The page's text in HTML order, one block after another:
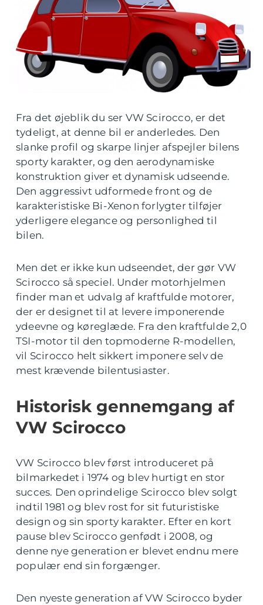
Fra det øjeblik du ser VW Scirocco, er det
tydeligt, at denne bil er anderledes. Den
slanke profil og skarpe linjer afspejler bilens
sporty karakter, og den aerodynamiske
konstruktion giver et dynamisk udseende.
Den aggressivt udformede front og de
karakteristiske Bi-Xenon forlygter tilføjer
yderligere elegance og personlighed til
bilen.
Men det er ikke kun udseendet, der gør VW
Scirocco så speciel. Under motorhjelmen
finder man et udvalg af kraftfulde motorer,
der er designet til at levere imponerende
ydeevne og køreglæde. Fra den kraftfulde 2,0
TSI-motor til den topmoderne R-modellen,
vil Scirocco helt sikkert imponere selv de
mest krævende bilentusiaster.
Historisk gennemgang af
VW Scirocco
VW Scirocco blev først introduceret på
bilmarkedet i 1974 og blev hurtigt en stor
succes. Den oprindelige Scirocco blev solgt
indtil 1981 og blev rost for sit futuristiske
design og sin sporty karakter. Efter en kort
pause blev Scirocco genfødt i 2008, og
denne nye generation er blevet endnu mere
populær end sin forgænger.
Den nyeste generation af VW Scirocco byder